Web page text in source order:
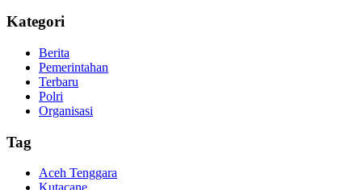
Kategori
Berita
Pemerintahan
Terbaru
Polri
Organisasi
Tag
Aceh Tenggara